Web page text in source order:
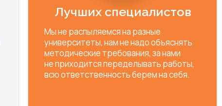
Лучших специалистов
Мы не распыляемся на разные
университеты, нам не надо объяснять
методические требования, за нами
не приходится переделывать работы,
всю ответственность берем на себя.